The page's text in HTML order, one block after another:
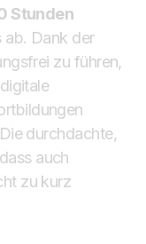
Stunden
ab. Dank der
zu führen,
durchdachte,
auch
zu kurz